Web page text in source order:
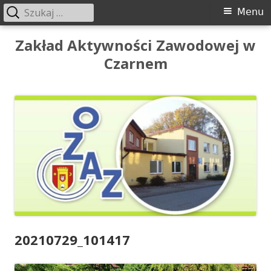
Przeskocz
Zakład Aktywności Zawodowej w
Czarnem
Menu
główne
Menu
Szukaj:
20210729_101417